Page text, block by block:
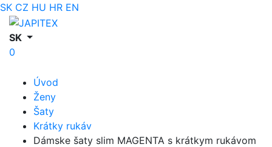
SK CZ HU HR EN
SK
0
Úvod
Ženy
Šaty
Krátky rukáv
Dámske šaty slim MAGENTA s krátkym rukávom